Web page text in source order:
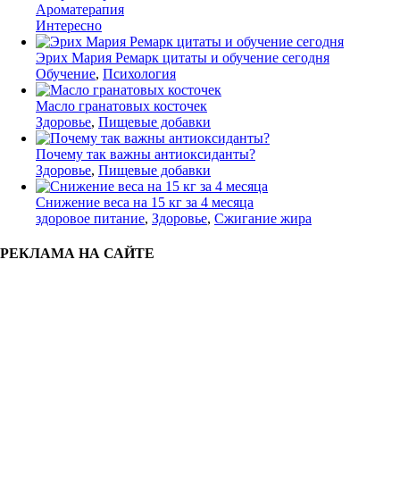
Ароматерапия
Интересно
Эрих Мария Ремарк цитаты и обучение сегодня
Обучение, Психология
Масло гранатовых косточек
Здоровье, Пищевые добавки
Почему так важны антиоксиданты?
Здоровье, Пищевые добавки
Снижение веса на 15 кг за 4 месяца
здоровое питание, Здоровье, Сжигание жира
РЕКЛАМА НА САЙТЕ